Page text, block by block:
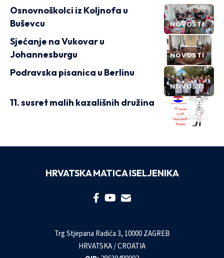
NOVOSTI
Osnovnoškolci iz Koljnofa u
Buševcu
NOVOSTI
Sjećanje na Vukovar u
Johannesburgu
NOVOSTI
Podravska pisanica u Berlinu
NOVOSTI
11. susret malih kazališnih družina
HRVATSKA MATICA ISELJENIKA
Trg Stjepana Radića 3, 10000 ZAGREB
HRVATSKA / CROATIA